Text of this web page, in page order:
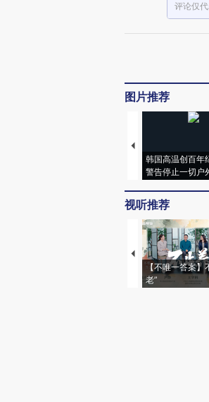
评论仅
图片推荐
韩国高温创百年
警告停止一切户
视听推荐
【不唯一答案】
老”